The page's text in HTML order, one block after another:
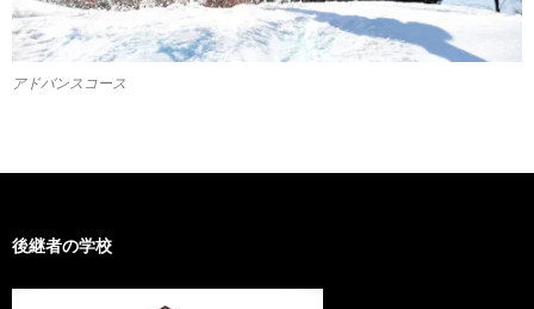
アドバンスコース
後継者の学校